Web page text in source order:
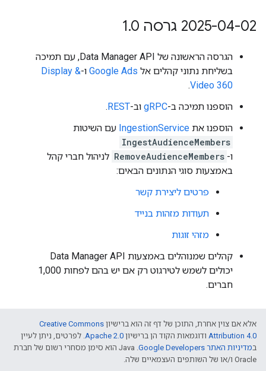
‫2025-04-02 גרסה 1 .0
הגרסה הראשונה של Data Manager API, עם תמיכה
בשליחת נתוני קהלים אל Google Ads ו-Display &
Video 360
.
הוספנו תמיכה ב-gRPC וב-REST
.
הוספנו את IngestionService עם השיטות
IngestAudienceMembers
ו- RemoveAudienceMembers לניהול חברי קהל
באמצעות סוגי הנתונים הבאים:
פרטים ליצירת קשר
תעודות מזהות בנייד
מזהי זוגות
קהלים שמנוהלים באמצעות Data Manager API
יכולים לשמש לטירגוט רק אם יש בהם לפחות 1,000
חברים.
אלא אם צוין אחרת, התוכן של דף זה הוא ברישיון Creative Commons
Attribution 4.0 ודוגמאות הקוד הן ברישיון Apache 2.0. לפרטים, ניתן לעיין
במדיניות האתר Google Developers‏
.‏ Java הוא סימן מסחרי רשום של חברת
Oracle ו/או של השותפים העצמאיים שלה.